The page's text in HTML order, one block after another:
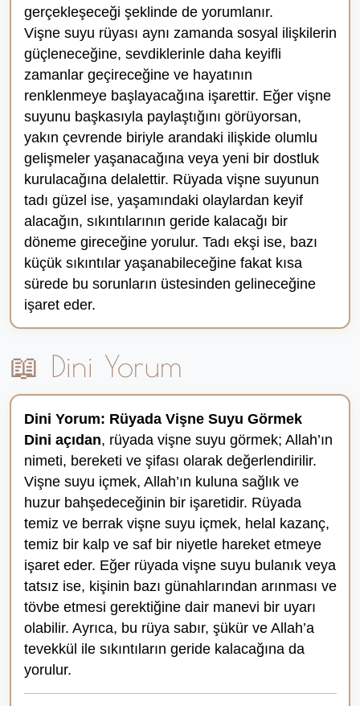
gerçekleşeceği şeklinde de yorumlanır.
Vişne suyu rüyası aynı zamanda sosyal ilişkilerin
güçleneceğine, sevdiklerinle daha keyifli
zamanlar geçireceğine ve hayatının
renklenmeye başlayacağına işarettir. Eğer vişne
suyunu başkasıyla paylaştığını görüyorsan,
yakın çevrende biriyle arandaki ilişkide olumlu
gelişmeler yaşanacağına veya yeni bir dostluk
kurulacağına delalettir. Rüyada vişne suyunun
tadı güzel ise, yaşamındaki olaylardan keyif
alacağın, sıkıntılarının geride kalacağı bir
döneme gireceğine yorulur. Tadı ekşi ise, bazı
küçük sıkıntılar yaşanabileceğine fakat kısa
sürede bu sorunların üstesinden gelineceğine
işaret eder.
📖 Dini Yorum
Dini Yorum: Rüyada Vişne Suyu Görmek
Dini açıdan, rüyada vişne suyu görmek; Allah’ın
nimeti, bereketi ve şifası olarak değerlendirilir.
Vişne suyu içmek, Allah’ın kuluna sağlık ve
huzur bahşedeceğinin bir işaretidir. Rüyada
temiz ve berrak vişne suyu içmek, helal kazanç,
temiz bir kalp ve saf bir niyetle hareket etmeye
işaret eder. Eğer rüyada vişne suyu bulanık veya
tatsız ise, kişinin bazı günahlarından arınması ve
tövbe etmesi gerektiğine dair manevi bir uyarı
olabilir. Ayrıca, bu rüya sabır, şükür ve Allah’a
tevekkül ile sıkıntıların geride kalacağına da
yorulur.